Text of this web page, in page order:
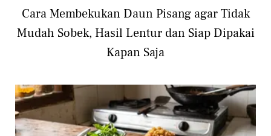
Cara Membekukan Daun Pisang agar Tidak
Mudah Sobek, Hasil Lentur dan Siap Dipakai
Kapan Saja